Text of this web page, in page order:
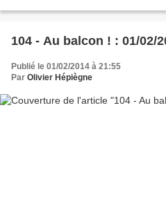
104 - Au balcon ! : 01/02/
Publié le 01/02/2014 à 21:55
Par Olivier Hépiègne